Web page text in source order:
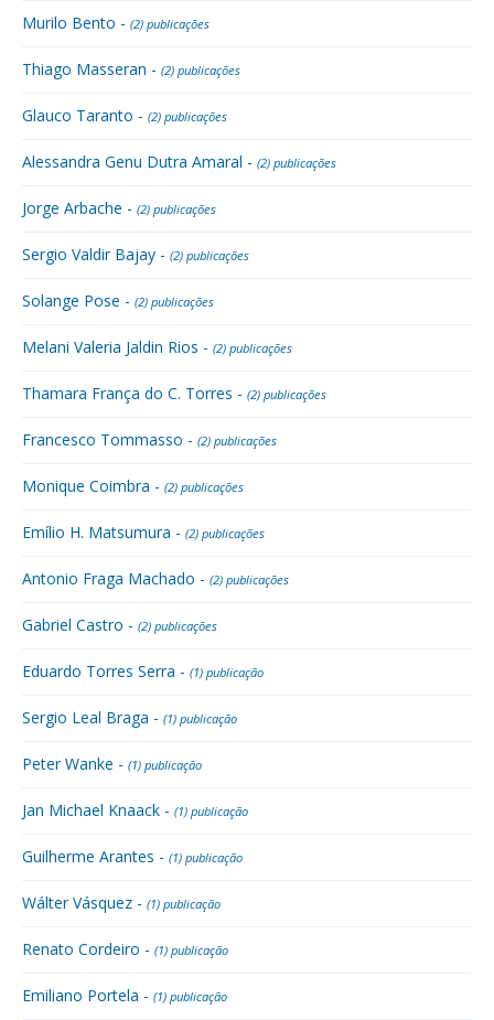
Murilo Bento - (2) publicações
Thiago Masseran - (2) publicações
Glauco Taranto - (2) publicações
Alessandra Genu Dutra Amaral - (2) publicações
Jorge Arbache - (2) publicações
Sergio Valdir Bajay - (2) publicações
Solange Pose - (2) publicações
Melani Valeria Jaldin Rios - (2) publicações
Thamara França do C. Torres - (2) publicações
Francesco Tommasso - (2) publicações
Monique Coimbra - (2) publicações
Emílio H. Matsumura - (2) publicações
Antonio Fraga Machado - (2) publicações
Gabriel Castro - (2) publicações
Eduardo Torres Serra - (1) publicação
Sergio Leal Braga - (1) publicação
Peter Wanke - (1) publicação
Jan Michael Knaack - (1) publicação
Guilherme Arantes - (1) publicação
Wálter Vásquez - (1) publicação
Renato Cordeiro - (1) publicação
Emiliano Portela - (1) publicação